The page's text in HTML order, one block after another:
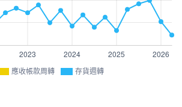
應收帳款周轉 存貨週轉